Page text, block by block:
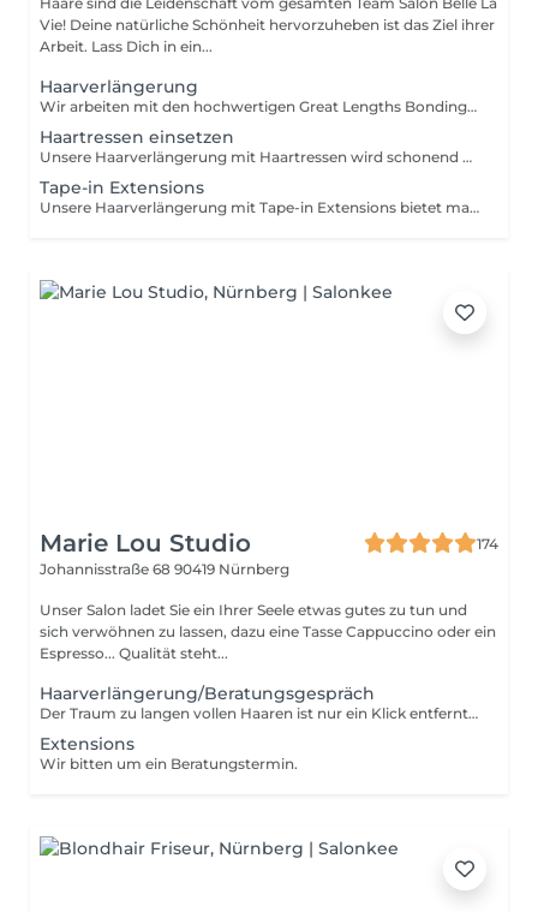
Vie! Deine natürliche Schönheit hervorzuheben ist das Ziel ihrer
Arbeit. Lass Dich in ein...
Haarverlängerung
Wir arbeiten mit den hochwertigen Great Lengths Bondings, die für Qualität, Natürlichkeit und Tragekomfort stehen. Die feinen Echthaarsträhnen werden präzise und schonend ins Eigenhaar eingearbeitet für nahtlose Übergänge, traumhafte Länge und natürliche Fülle. Das Ergebnis: gesund glänzendes, perfekt fallendes Haar in Premium-Qualität.
Haartressen einsetzen
Unsere Haarverlängerung mit Haartressen wird schonend mit Mikroringen befestigt ganz ohne Kleber oder Hitze. Die hochwertigen Echthaartressen fügen sich harmonisch in dein Eigenhaar ein und sorgen für natürliche Fülle, fließende Länge und einen angenehmen Tragekomfort. Für ein rundum natürliches und gepflegtes Ergebnis.
Tape-in Extensions
Unsere Haarverlängerung mit Tape-in Extensions bietet maximale Natürlichkeit und hohen Tragekomfort. Die feinen Echthaartressen werden mit sanften Klebestreifen (Tapes) in das Eigenhaar eingearbeitet schonend, flach anliegend und nahezu unsichtbar. Für volles, glänzendes Haar mit natürlichem Schwung und Bewegung.
Marie Lou Studio
174
Johannisstraße 68 90419 Nürnberg
Unser Salon ladet Sie ein Ihrer Seele etwas gutes zu tun und
sich verwöhnen zu lassen, dazu eine Tasse Cappuccino oder ein
Espresso... Qualität steht...
Haarverlängerung/Beratungsgespräch
Der Traum zu langen vollen Haaren ist nur ein Klick entfernt. Jetzt Beratung buchen! - Tape in - Bondings - Weft Great Lengths
Extensions
Wir bitten um ein Beratungstermin.